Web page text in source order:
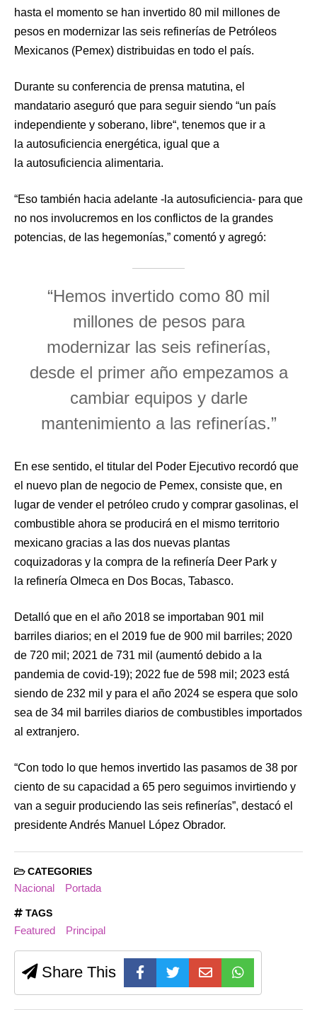
hasta el momento se han invertido 80 mil millones de
pesos en modernizar las seis refinerías de Petróleos
Mexicanos (Pemex) distribuidas en todo el país.
Durante su conferencia de prensa matutina, el
mandatario aseguró que para seguir siendo “un país
independiente y soberano, libre“, tenemos que ir a
la autosuficiencia energética, igual que a
la autosuficiencia alimentaria.
“Eso también hacia adelante -la autosuficiencia- para que
no nos involucremos en los conflictos de la grandes
potencias, de las hegemonías,” comentó y agregó:
“Hemos invertido como 80 mil
millones de pesos para
modernizar las seis refinerías,
desde el primer año empezamos a
cambiar equipos y darle
mantenimiento a las refinerías.”
En ese sentido, el titular del Poder Ejecutivo recordó que
el nuevo plan de negocio de Pemex, consiste que, en
lugar de vender el petróleo crudo y comprar gasolinas, el
combustible ahora se producirá en el mismo territorio
mexicano gracias a las dos nuevas plantas
coquizadoras y la compra de la refinería Deer Park y
la refinería Olmeca en Dos Bocas, Tabasco.
Detalló que en el año 2018 se importaban 901 mil
barriles diarios; en el 2019 fue de 900 mil barriles; 2020
de 720 mil; 2021 de 731 mil (aumentó debido a la
pandemia de covid-19); 2022 fue de 598 mil; 2023 está
siendo de 232 mil y para el año 2024 se espera que solo
sea de 34 mil barriles diarios de combustibles importados
al extranjero.
“Con todo lo que hemos invertido las pasamos de 38 por
ciento de su capacidad a 65 pero seguimos invirtiendo y
van a seguir produciendo las seis refinerías”, destacó el
presidente Andrés Manuel López Obrador.
CATEGORIES
Nacional Portada
TAGS
Featured Principal
Share This